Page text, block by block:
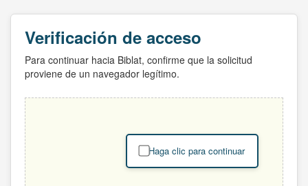
Verificación de acceso
Para continuar hacia Biblat, confirme que la solicitud
proviene de un navegador legítimo.
Haga clic para continuar